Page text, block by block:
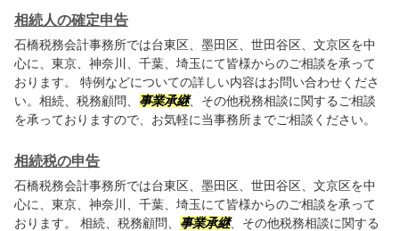
相続人の確定申告
石橋税務会計事務所では台東区、墨田区、世田谷区、文京区を中
心に、東京、神奈川、千葉、埼玉にて皆様からのご相談を承って
おります。 特例などについての詳しい内容はお問い合わせくださ
い。相続、税務顧問、 事業承継、その他税務相談に関するご相談
を承っておりますので、お気軽に当事務所までご相談ください。
相続税の申告
石橋税務会計事務所では台東区、墨田区、世田谷区、文京区を中
心に、東京、神奈川、千葉、埼玉にて皆様からのご相談を承って
おります。 相続、税務顧問、 事業承継、その他税務相談に関する